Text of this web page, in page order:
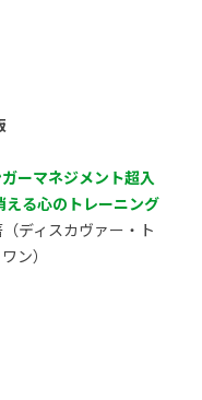
ーマネジメント超入
える心のトレーニング
ディスカヴァー・ト
ン）